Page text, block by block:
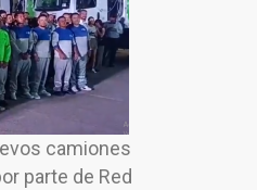
camiones
parte de Red